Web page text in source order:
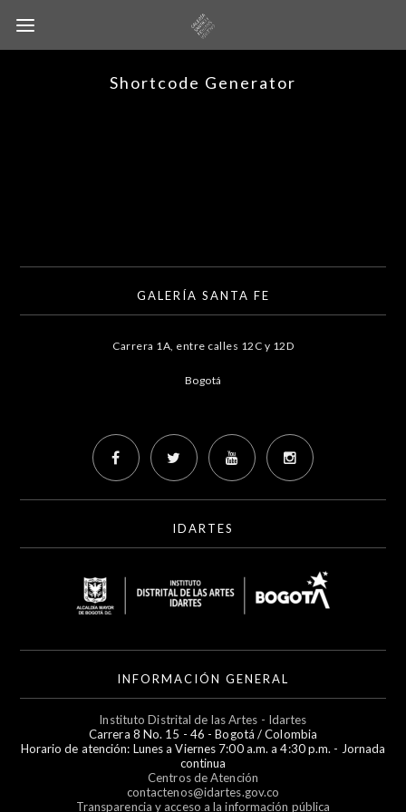
Shortcode Generator
GALERÍA SANTA FE
Carrera 1A, entre calles 12C y 12D
Bogotá
IDARTES
INFORMACIÓN GENERAL
Instituto Distrital de las Artes - Idartes
Carrera 8 No. 15 - 46 - Bogotá / Colombia
Horario de atención: Lunes a Viernes 7:00 a.m. a 4:30 p.m. - Jornada
continua
Centros de Atención
contactenos@idartes.gov.co
Transparencia y acceso a la información pública